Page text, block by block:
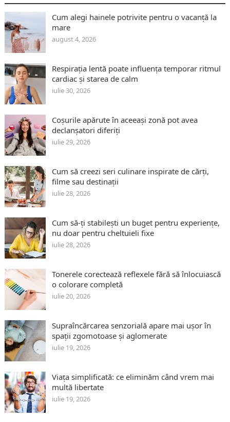
Cum alegi hainele potrivite pentru o vacanță la
mare
august 4, 2026
Respirația lentă poate influența temporar ritmul
cardiac și starea de calm
iulie 30, 2026
Coșurile apărute în aceeași zonă pot avea
declanșatori diferiți
iulie 29, 2026
Cum să creezi seri culinare inspirate de cărți,
filme sau destinații
iulie 28, 2026
Cum să-ți stabilești un buget pentru experiențe,
nu doar pentru cheltuieli fixe
iulie 28, 2026
Tonerele corectează reflexele fără să înlocuiască
o colorare completă
iulie 20, 2026
Supraîncărcarea senzorială apare mai ușor în
spații zgomotoase și aglomerate
iulie 19, 2026
Viața simplificată: ce eliminăm când vrem mai
multă libertate
iulie 19, 2026